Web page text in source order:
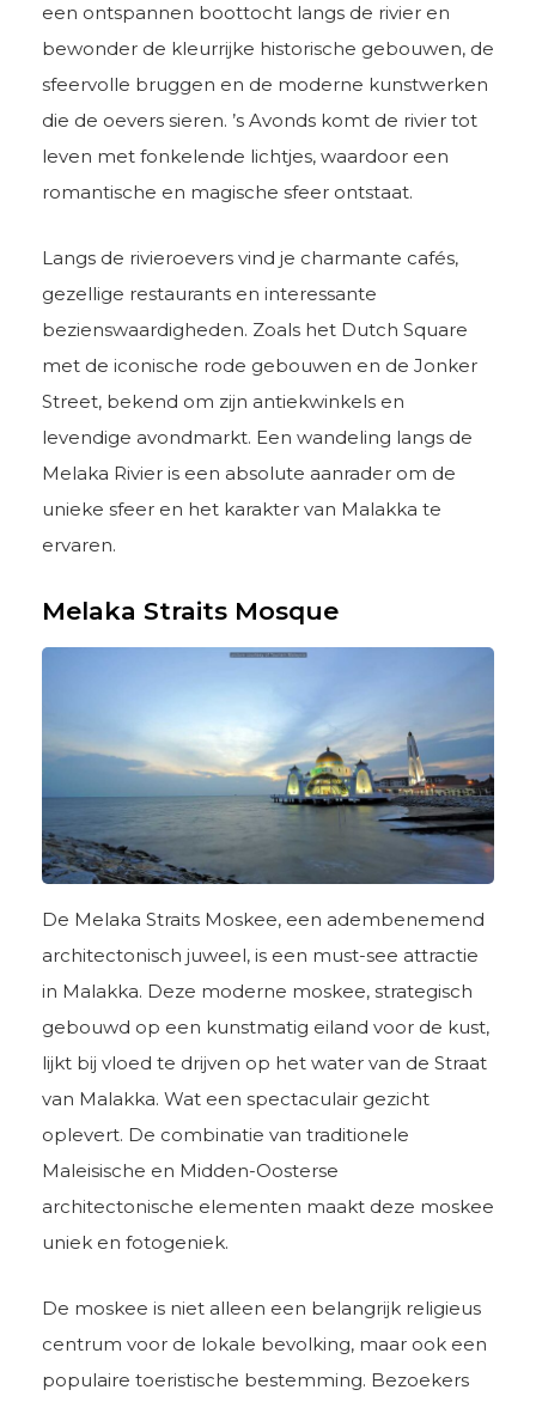
een ontspannen boottocht langs de rivier en
bewonder de kleurrijke historische gebouwen, de
sfeervolle bruggen en de moderne kunstwerken
die de oevers sieren. ’s Avonds komt de rivier tot
leven met fonkelende lichtjes, waardoor een
romantische en magische sfeer ontstaat.
Langs de rivieroevers vind je charmante cafés,
gezellige restaurants en interessante
bezienswaardigheden. Zoals het Dutch Square
met de iconische rode gebouwen en de Jonker
Street, bekend om zijn antiekwinkels en
levendige avondmarkt. Een wandeling langs de
Melaka Rivier is een absolute aanrader om de
unieke sfeer en het karakter van Malakka te
ervaren.
Melaka Straits Mosque
De Melaka Straits Moskee, een adembenemend
architectonisch juweel, is een must-see attractie
in Malakka. Deze moderne moskee, strategisch
gebouwd op een kunstmatig eiland voor de kust,
lijkt bij vloed te drijven op het water van de Straat
van Malakka. Wat een spectaculair gezicht
oplevert. De combinatie van traditionele
Maleisische en Midden-Oosterse
architectonische elementen maakt deze moskee
uniek en fotogeniek.
De moskee is niet alleen een belangrijk religieus
centrum voor de lokale bevolking, maar ook een
populaire toeristische bestemming. Bezoekers